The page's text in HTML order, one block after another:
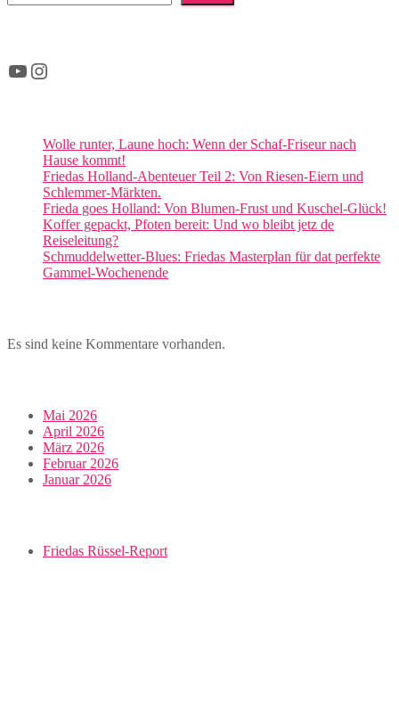
Beiträge
YouTube
Instagram
Wolle runter, Laune hoch: Wenn der Schaf-Friseur nach
Hause kommt!
Friedas Holland-Abenteuer Teil 2: Von Riesen-Eiern und
Schlemmer-Märkten.
Frieda goes Holland: Von Blumen-Frust und Kuschel-Glück!
Koffer gepackt, Pfoten bereit: Und wo bleibt jetz de
Reiseleitung?
Schmuddelwetter-Blues: Friedas Masterplan für dat perfekte
Gammel-Wochenende
Es sind keine Kommentare vorhanden.
Mai 2026
April 2026
März 2026
Februar 2026
Januar 2026
Friedas Rüssel-Report